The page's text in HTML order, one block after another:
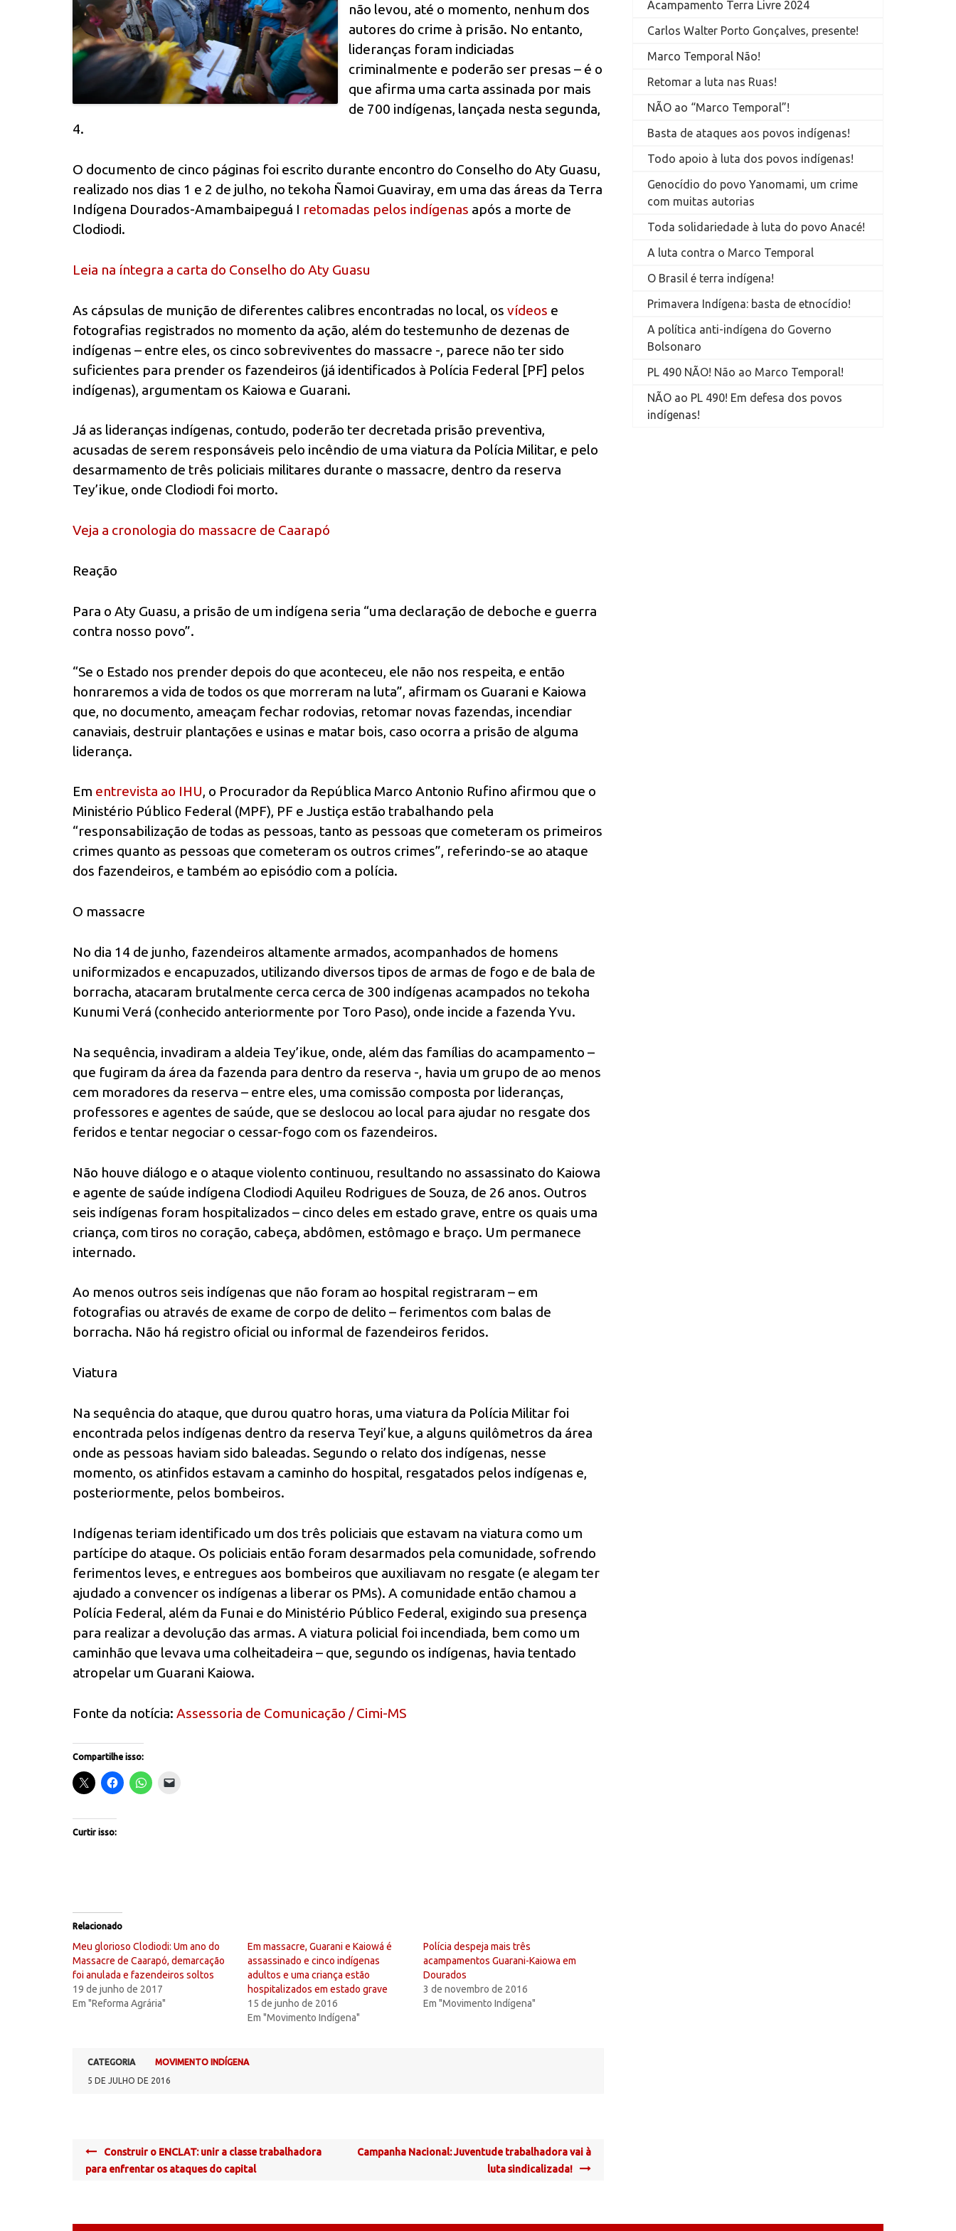
não levou, até o momento, nenhum dos
autores do crime à prisão. No entanto,
lideranças foram indiciadas
criminalmente e poderão ser presas – é o
que afirma uma carta assinada por mais
de 700 indígenas, lançada nesta segunda,
4.
O documento de cinco páginas foi escrito durante encontro do Conselho do Aty Guasu,
realizado nos dias 1 e 2 de julho, no tekoha Ñamoi Guaviray, em uma das áreas da Terra
Indígena Dourados-Amambaipeguá I retomadas pelos indígenas após a morte de
Clodiodi.
Leia na íntegra a carta do Conselho do Aty Guasu
As cápsulas de munição de diferentes calibres encontradas no local, os vídeos e
fotografias registrados no momento da ação, além do testemunho de dezenas de
indígenas – entre eles, os cinco sobreviventes do massacre -, parece não ter sido
suficientes para prender os fazendeiros (já identificados à Polícia Federal [PF] pelos
indígenas), argumentam os Kaiowa e Guarani.
Já as lideranças indígenas, contudo, poderão ter decretada prisão preventiva,
acusadas de serem responsáveis pelo incêndio de uma viatura da Polícia Militar, e pelo
desarmamento de três policiais militares durante o massacre, dentro da reserva
Tey’ikue, onde Clodiodi foi morto.
Veja a cronologia do massacre de Caarapó
Reação
Para o Aty Guasu, a prisão de um indígena seria “uma declaração de deboche e guerra
contra nosso povo”.
“Se o Estado nos prender depois do que aconteceu, ele não nos respeita, e então
honraremos a vida de todos os que morreram na luta”, afirmam os Guarani e Kaiowa
que, no documento, ameaçam fechar rodovias, retomar novas fazendas, incendiar
canaviais, destruir plantações e usinas e matar bois, caso ocorra a prisão de alguma
liderança.
Em entrevista ao IHU, o Procurador da República Marco Antonio Rufino afirmou que o
Ministério Público Federal (MPF), PF e Justiça estão trabalhando pela
“responsabilização de todas as pessoas, tanto as pessoas que cometeram os primeiros
crimes quanto as pessoas que cometeram os outros crimes”, referindo-se ao ataque
dos fazendeiros, e também ao episódio com a polícia.
O massacre
No dia 14 de junho, fazendeiros altamente armados, acompanhados de homens
uniformizados e encapuzados, utilizando diversos tipos de armas de fogo e de bala de
borracha, atacaram brutalmente cerca cerca de 300 indígenas acampados no tekoha
Kunumi Verá (conhecido anteriormente por Toro Paso), onde incide a fazenda Yvu.
Na sequência, invadiram a aldeia Tey’ikue, onde, além das famílias do acampamento –
que fugiram da área da fazenda para dentro da reserva -, havia um grupo de ao menos
cem moradores da reserva – entre eles, uma comissão composta por lideranças,
professores e agentes de saúde, que se deslocou ao local para ajudar no resgate dos
feridos e tentar negociar o cessar-fogo com os fazendeiros.
Não houve diálogo e o ataque violento continuou, resultando no assassinato do Kaiowa
e agente de saúde indígena Clodiodi Aquileu Rodrigues de Souza, de 26 anos. Outros
seis indígenas foram hospitalizados – cinco deles em estado grave, entre os quais uma
criança, com tiros no coração, cabeça, abdômen, estômago e braço. Um permanece
internado.
Ao menos outros seis indígenas que não foram ao hospital registraram – em
fotografias ou através de exame de corpo de delito – ferimentos com balas de
borracha. Não há registro oficial ou informal de fazendeiros feridos.
Viatura
Na sequência do ataque, que durou quatro horas, uma viatura da Polícia Militar foi
encontrada pelos indígenas dentro da reserva Teyi’kue, a alguns quilômetros da área
onde as pessoas haviam sido baleadas. Segundo o relato dos indígenas, nesse
momento, os atinfidos estavam a caminho do hospital, resgatados pelos indígenas e,
posteriormente, pelos bombeiros.
Indígenas teriam identificado um dos três policiais que estavam na viatura como um
partícipe do ataque. Os policiais então foram desarmados pela comunidade, sofrendo
ferimentos leves, e entregues aos bombeiros que auxiliavam no resgate (e alegam ter
ajudado a convencer os indígenas a liberar os PMs). A comunidade então chamou a
Polícia Federal, além da Funai e do Ministério Público Federal, exigindo sua presença
para realizar a devolução das armas. A viatura policial foi incendiada, bem como um
caminhão que levava uma colheitadeira – que, segundo os indígenas, havia tentado
atropelar um Guarani Kaiowa.
Fonte da notícia: Assessoria de Comunicação / Cimi-MS
Compartilhe isso:
Curtir isso:
Relacionado
Meu glorioso Clodiodi: Um ano do
Massacre de Caarapó, demarcação
foi anulada e fazendeiros soltos
19 de junho de 2017
Em "Reforma Agrária"
Em massacre, Guarani e Kaiowá é
assassinado e cinco indígenas
adultos e uma criança estão
hospitalizados em estado grave
15 de junho de 2016
Em "Movimento Indígena"
Polícia despeja mais três
acampamentos Guarani-Kaiowa em
Dourados
3 de novembro de 2016
Em "Movimento Indígena"
CATEGORIA
MOVIMENTO INDÍGENA
5 DE JULHO DE 2016
Post
navigation
Construir o ENCLAT: unir a classe trabalhadora
para enfrentar os ataques do capital
Campanha Nacional: Juventude trabalhadora vai à
luta sindicalizada!
Acampamento Terra Livre 2024
Carlos Walter Porto Gonçalves, presente!
Marco Temporal Não!
Retomar a luta nas Ruas!
NÃO ao “Marco Temporal”!
Basta de ataques aos povos indígenas!
Todo apoio à luta dos povos indígenas!
Genocídio do povo Yanomami, um crime
com muitas autorias
Toda solidariedade à luta do povo Anacé!
A luta contra o Marco Temporal
O Brasil é terra indígena!
Primavera Indígena: basta de etnocídio!
A política anti-indígena do Governo
Bolsonaro
PL 490 NÃO! Não ao Marco Temporal!
NÃO ao PL 490! Em defesa dos povos
indígenas!